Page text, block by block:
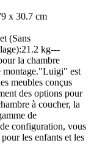
x 30.7 cm
(Sans
kg---
la chambre
montage."Luigi" est
meubles conçus
des options pour
à coucher, la
de
configuration, vous
les enfants et les